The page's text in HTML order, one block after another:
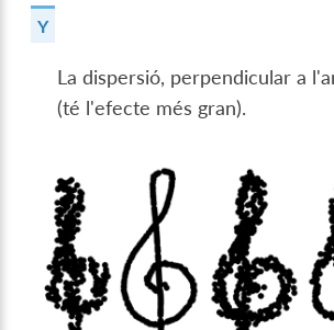
Y
La dispersió, perpendicular a
(té l'efecte més gran).